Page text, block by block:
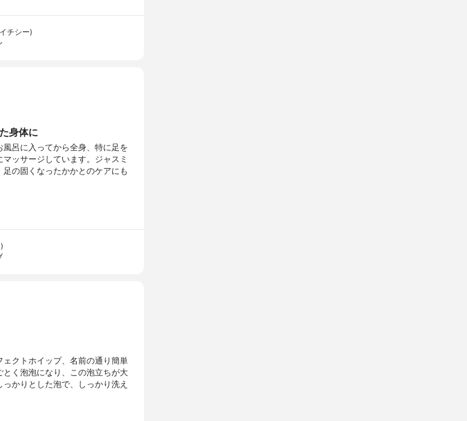
チシー)
身体に
呂に入ってから全身、特に足を
ッサージしています。ジャスミ
の固くなったかかとのケアにも
クトホイップ、名前の通り簡単
とく泡泡になり、この泡立ちが大
かりとした泡で、しっかり洗え